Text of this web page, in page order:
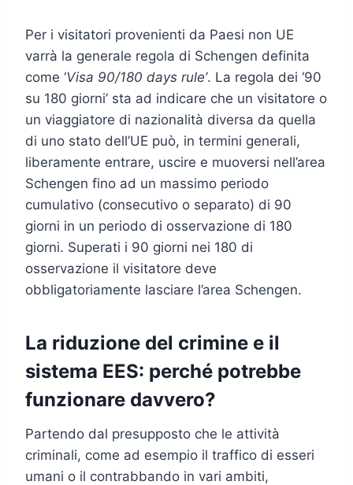
Per i visitatori provenienti da Paesi non UE
varrà la generale regola di Schengen definita
come ‘Visa 90/180 days rule’. La regola dei ‘90
su 180 giorni’ sta ad indicare che un visitatore o
un viaggiatore di nazionalità diversa da quella
di uno stato dell’UE può, in termini generali,
liberamente entrare, uscire e muoversi nell’area
Schengen fino ad un massimo periodo
cumulativo (consecutivo o separato) di 90
giorni in un periodo di osservazione di 180
giorni. Superati i 90 giorni nei 180 di
osservazione il visitatore deve
obbligatoriamente lasciare l’area Schengen.
La riduzione del crimine e il
sistema EES: perché potrebbe
funzionare davvero?
Partendo dal presupposto che le attività
criminali, come ad esempio il traffico di esseri
umani o il contrabbando in vari ambiti,